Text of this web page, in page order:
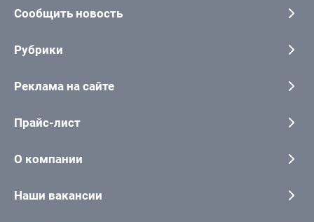
Сообщить новость
Рубрики
Реклама на сайте
Прайс-лист
О компании
Наши вакансии